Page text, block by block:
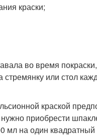
краски;
во время
стремянку или стол
краской
нужно приобрести
мл на один